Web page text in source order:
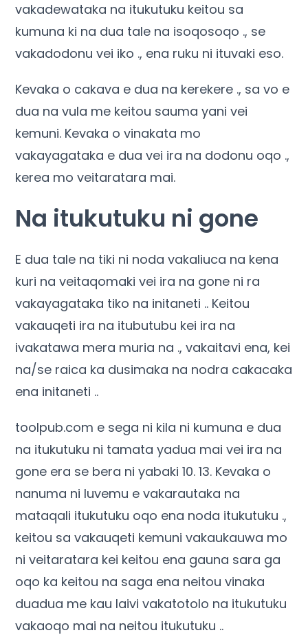
vakadewataka na itukutuku keitou sa
kumuna ki na dua tale na isoqosoqo ., se
vakadodonu vei iko ., ena ruku ni ituvaki eso.
Kevaka o cakava e dua na kerekere ., sa vo e
dua na vula me keitou sauma yani vei
kemuni. Kevaka o vinakata mo
vakayagataka e dua vei ira na dodonu oqo .,
kerea mo veitaratara mai.
Na itukutuku ni gone
E dua tale na tiki ni noda vakaliuca na kena
kuri na veitaqomaki vei ira na gone ni ra
vakayagataka tiko na initaneti .. Keitou
vakauqeti ira na itubutubu kei ira na
ivakatawa mera muria na ., vakaitavi ena, kei
na/se raica ka dusimaka na nodra cakacaka
ena initaneti ..
toolpub.com e sega ni kila ni kumuna e dua
na itukutuku ni tamata yadua mai vei ira na
gone era se bera ni yabaki 10. 13. Kevaka o
nanuma ni luvemu e vakarautaka na
mataqali itukutuku oqo ena noda itukutuku .,
keitou sa vakauqeti kemuni vakaukauwa mo
ni veitaratara kei keitou ena gauna sara ga
oqo ka keitou na saga ena neitou vinaka
duadua me kau laivi vakatotolo na itukutuku
vakaoqo mai na neitou itukutuku ..